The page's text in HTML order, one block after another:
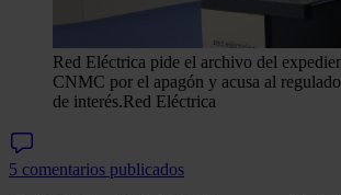
Red Eléctrica pide el archivo del
CNMC por el apagón y acusa al
de interés.Red Eléctrica
5 comentarios publicados